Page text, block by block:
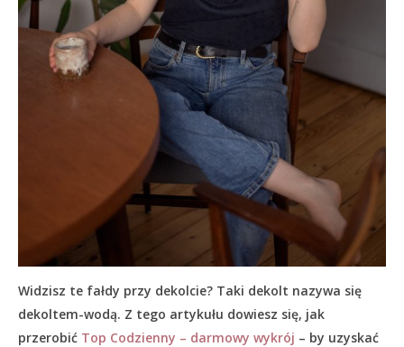
Widzisz te fałdy przy dekolcie? Taki dekolt nazywa się
dekoltem-wodą. Z tego artykułu dowiesz się, jak
przerobić Top Codzienny – darmowy wykrój – by uzyskać